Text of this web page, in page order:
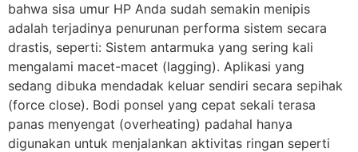
bahwa sisa umur HP Anda sudah semakin menipis
adalah terjadinya penurunan performa sistem secara
drastis, seperti: Sistem antarmuka yang sering kali
mengalami macet-macet (lagging). Aplikasi yang
sedang dibuka mendadak keluar sendiri secara sepihak
(force close). Bodi ponsel yang cepat sekali terasa
panas menyengat (overheating) padahal hanya
digunakan untuk menjalankan aktivitas ringan seperti